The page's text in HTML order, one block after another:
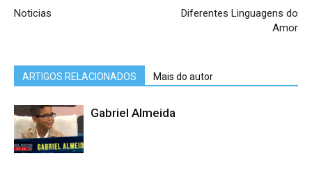
Noticias
Diferentes Linguagens do
Amor
ARTIGOS RELACIONADOS Mais do autor
Gabriel Almeida